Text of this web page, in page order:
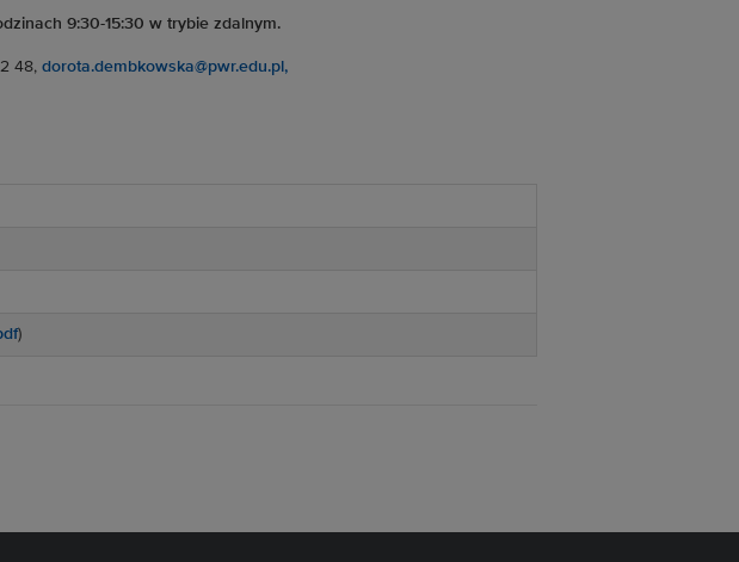
9:30-15:30 w trybie zdalnym.
48, dorota.dembkowska@pwr.edu.pl,
)